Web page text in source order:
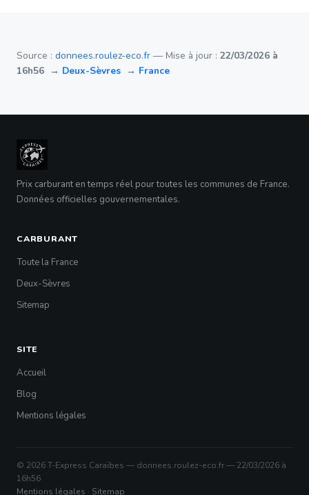
Source : donnees.roulez-eco.fr — Mise à jour : 22/03/2026 à
16h56 → Deux-Sèvres → France
Prix carburant en temps réel pour toutes les communes de France.
Données officielles gouvernementales.
CARBURANT
Toute la France
Deux-Sèvres
Sitemap
SITE
Accueil
Blog
Mentions légales
© 2026 T-Express Caraïbes — donnees.roulez-eco.fr — 22/03/2026 à
16h56
Mentions légales · Sitemap